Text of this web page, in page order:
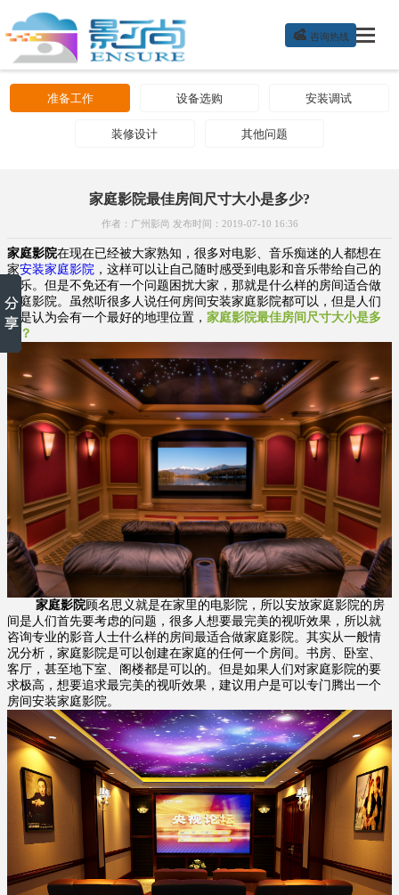
 咨询热线
准备工作 设备选购 安装调试
装修设计 其他问题
家庭影院最佳房间尺寸大小是多少?
作者：广州影尚 发布时间：2019-07-10 16:36
家庭影院在现在已经被大家熟知，很多对电影、音乐痴迷的人都想在
家安装家庭影院 ，这样可以让自己随时感受到电影和音乐带给自己的
快乐。但是不免还有一个问题困扰大家，那就是什么样的房间适合做
家庭影院。虽然听很多人说任何房间安装家庭影院都可以，但是人们
还是认为会有一个最好的地理位置， 家庭影院最佳房间尺寸大小是多
少？
家庭影院顾名思义就是在家里的电影院，所以安放家庭影院的房
间是人们首先要考虑的问题，很多人想要最完美的视听效果，所以就
咨询专业的影音人士什么样的房间最适合做家庭影院。其实从一般情
况分析，家庭影院是可以创建在家庭的任何一个房间。书房、卧室、
客厅，甚至地下室、阁楼都是可以的。但是如果人们对家庭影院的要
求极高，想要追求最完美的视听效果，建议用户是可以专门腾出一个
房间安装家庭影院。